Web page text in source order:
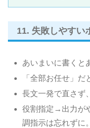
11. 失敗しやすい
あいまいに書くと
「全部お任せ」だ
長文一発で直さず
役割指定→出力が
調指示は忘れずに。